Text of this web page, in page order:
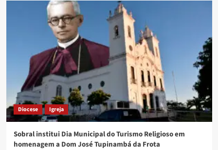
Diocese Igreja
Sobral institui Dia Municipal do Turismo Religioso em
homenagem a Dom José Tupinambá da Frota